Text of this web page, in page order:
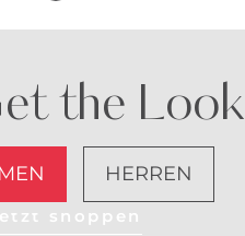
the Look
HERREN
shoppen